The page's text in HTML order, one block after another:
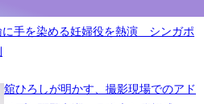
に手を染める妊婦役を熱演 シンガポ
舘ひろしが明かす、撮影現場でのアド